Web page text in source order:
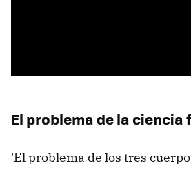
El problema de la ciencia
'El problema de los tres